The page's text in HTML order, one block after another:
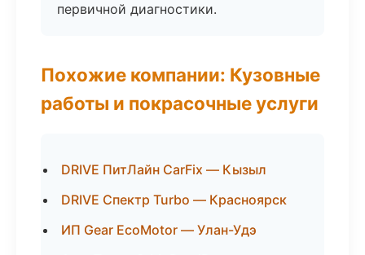
первичной диагностики.
Похожие компании: Кузовные
работы и покрасочные услуги
DRIVE ПитЛайн CarFix — Кызыл
DRIVE Спектр Turbo — Красноярск
ИП Gear EcoMotor — Улан-Удэ